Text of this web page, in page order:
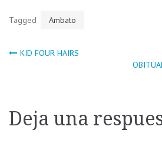
Tagged Ambato
Navegación
entradas
KID FOUR HAIRS
Deja una